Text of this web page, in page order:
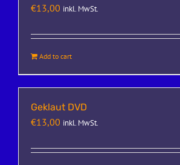
€13,00 inkl. MwSt.
Add to cart
Geklaut DVD
€13,00 inkl. MwSt.